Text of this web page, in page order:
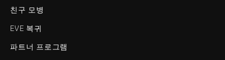
친구 모병
EVE 복귀
파트너 프로그램